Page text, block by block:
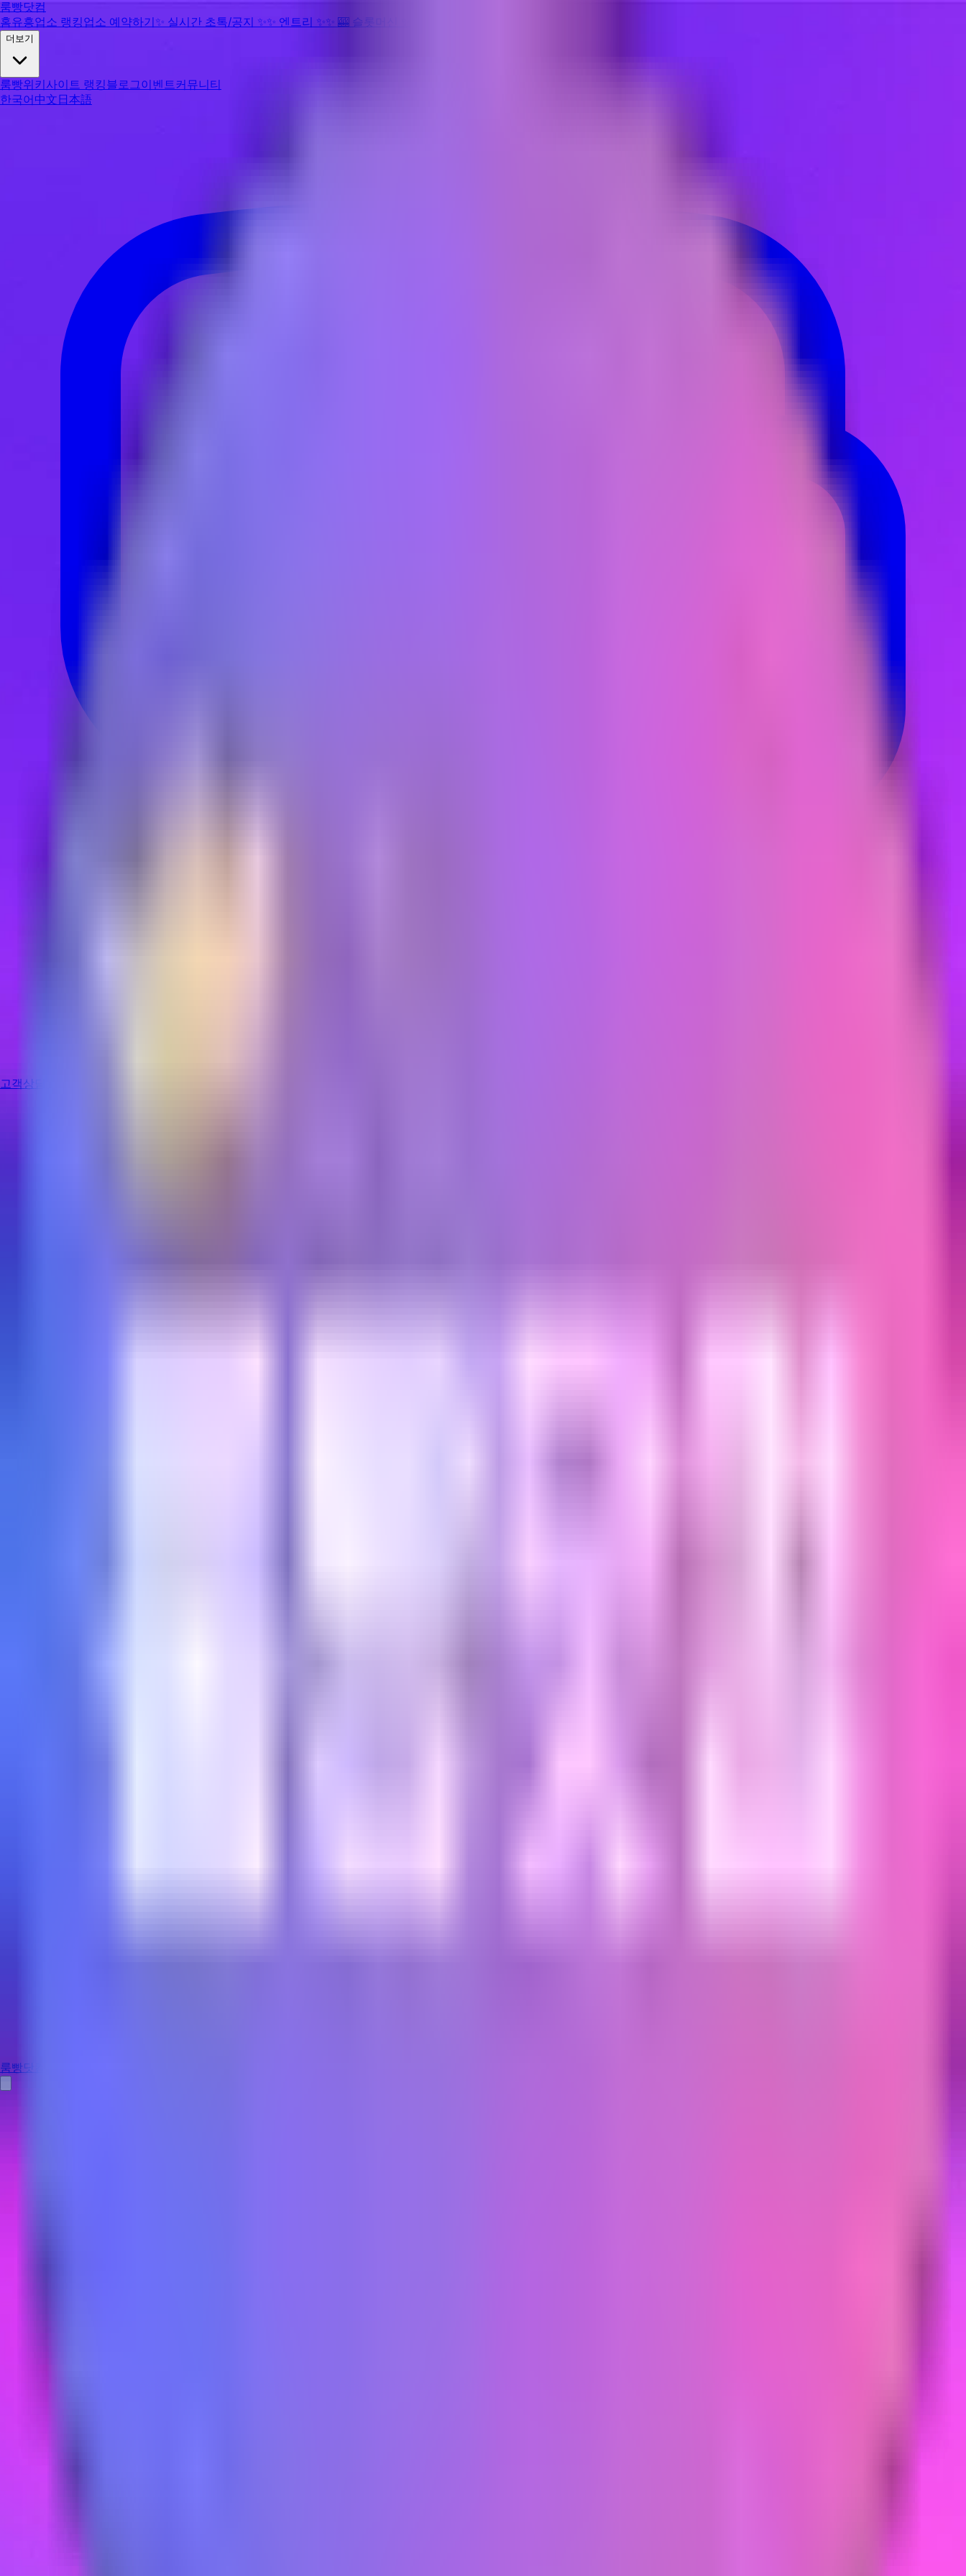
룸빵닷컴
홈유흥업소 랭킹업소 예약하기✨ 실시간 초톡/공지 ✨✨ 엔트리 ✨✨ 🎰 슬롯머신
더보기
룸빵위키사이트 랭킹블로그이벤트커뮤니티
한국어中文日本語
고객상담
룸빵닷컴